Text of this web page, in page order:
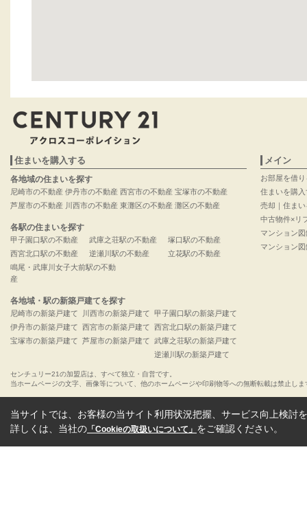
住まいを購入する
各地域の住まいを探す
尼崎市の不動産
芦屋市の不動産
伊丹市の不動産
川西市の不動産
西宮市の不動産
東灘区の不動産
宝塚市の不動産
灘区の不動産
各駅の住まいを探す
甲子園口駅の不動産
西宮北口駅の不動産
武庫之荘駅の不動産
逆瀬川駅の不動産
塚口駅の不動産
立花駅の不動産
鳴尾・武庫川女子大前駅の不動
産
各地域・駅の新築戸建てを探す
尼崎市の新築戸建て
伊丹市の新築戸建て
宝塚市の新築戸建て
川西市の新築戸建て
西宮市の新築戸建て
芦屋市の新築戸建て
甲子園口駅の新築戸建て
西宮北口駅の新築戸建て
武庫之荘駅の新築戸建て
逆瀬川駅の新築戸建て
メイン
お部屋を借り
住まいを購入
売却｜住ま
中古物件×リ
マンション
マンション
センチュリー21の加盟店は、すべて独立・自営です。
当ホームページの文字、画像等について、他のホームページや印刷物等への無断転載は禁止しま
当サイトでは、お客様の当サイト利用状況把握、サービス向上検討
詳しくは、当社の 「Cookieの取扱いについて」 をご確認ください。